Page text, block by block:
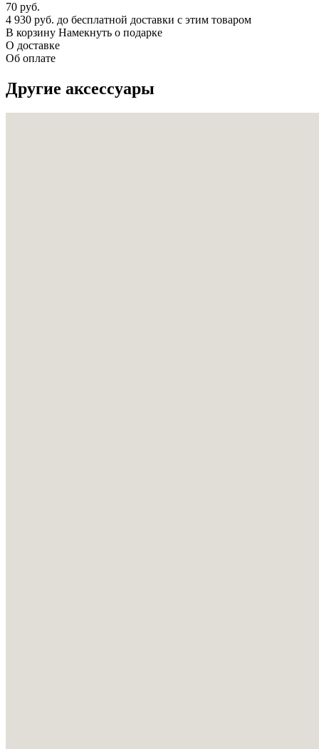
70 руб.
4 930 руб. до бесплатной доставки с этим товаром
В корзину Намекнуть о подарке
О доставке
Об оплате
Другие аксессуары